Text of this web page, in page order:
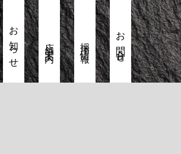
お知らせ 店舗案内 採用情報 お問合せ